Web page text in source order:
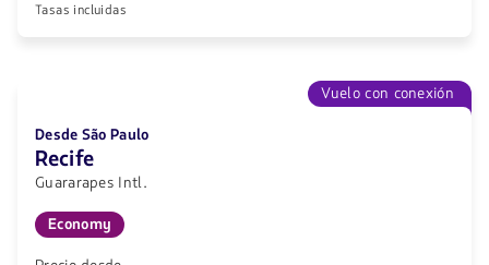
Tasas incluidas
Vuelo con conexión
Desde São Paulo
Recife
Guararapes Intl.
Economy